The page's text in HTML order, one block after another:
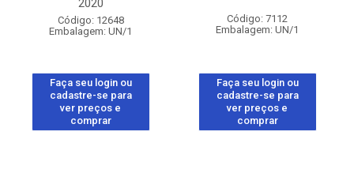
2020
Código: 12648
Embalagem: UN/1
Faça seu login ou
cadastre-se para
ver preços e
comprar
Código: 7112
Embalagem: UN/1
Faça seu login ou
cadastre-se para
ver preços e
comprar